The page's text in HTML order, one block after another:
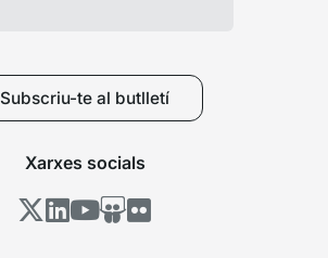
Subscriu-te al butlletí
Xarxes socials